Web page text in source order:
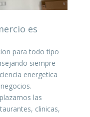
es
para todo tipo
siempre
energetica
las
clinicas,